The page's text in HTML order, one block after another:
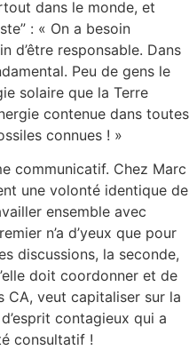
dans le monde, et
: « On a besoin
d’être responsable. Dans
Peu de gens le
solaire que la Terre
contenue dans toutes
connues ! »
communicatif. Chez Marc
une volonté identique de
ensemble avec
n’a d’yeux que pour
discussions, la seconde,
doit coordonner et de
CA, veut capitaliser sur la
contagieux qui a
consultatif !